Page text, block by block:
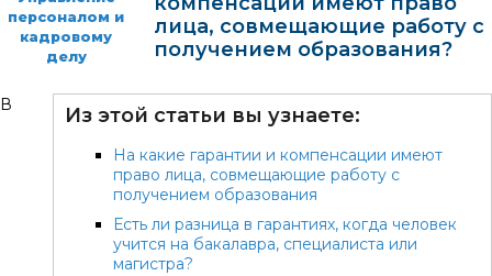
персоналом и
кадровому
делу
Из этой статьи вы узнаете:
На какие гарантии и компенсации имеют
право лица, совмещающие работу с
получением образования
Есть ли разница в гарантиях, когда человек
учится на бакалавра, специалиста или
магистра?
лица, совмещающие работу с
получением образования?
В